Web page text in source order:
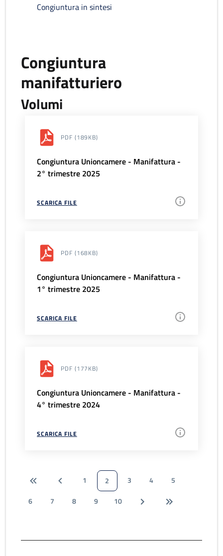
Congiuntura in sintesi
Congiuntura
manifatturiero
Volumi
PDF (189KB)
Congiuntura Unioncamere - Manifattura -
2° trimestre 2025
SCARICA FILE
PDF (168KB)
Congiuntura Unioncamere - Manifattura -
1° trimestre 2025
SCARICA FILE
PDF (177KB)
Congiuntura Unioncamere - Manifattura -
4° trimestre 2024
SCARICA FILE
1 2 3 4
5
6
7 8 9 10